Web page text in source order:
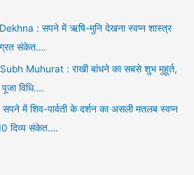
: सपने में ऋषि-मुनि देखना स्वप्न शास्त्र
संकेत….
Muhurat : राखी बांधने का सबसे शुभ मुहूर्त,
विधि….
में शिव-पार्वती के दर्शन का असली मतलब स्वप्न
दिव्य संकेत….